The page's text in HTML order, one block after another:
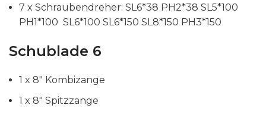
7 x Schraubendreher: SL6*38 PH2*38 SL5*100
PH1*100 SL6*100 SL6*150 SL8*150 PH3*150
Schublade 6
1 x 8″ Kombizange
1 x 8″ Spitzzange